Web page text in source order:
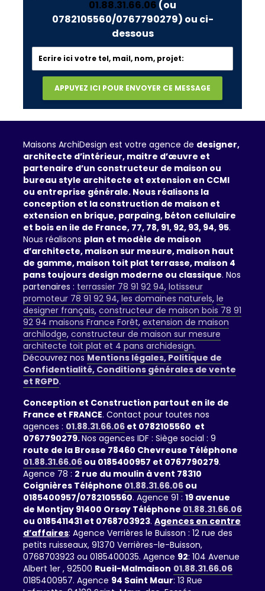
01.88.31.66.06 (ou
0782105560/0767790279) ou ci-
dessous
Maisons ArchiDesign est votre agence de designer,
architecte d’intérieur, maitre d’œuvre et
partenaire d’un constructeur de maison ou
bureau style architecte et extension en CCMI
ou entreprise générale. Nous réalisons la
conception et la construction de maison et
extension en brique, parpaing, béton cellulaire
et bois en ile de France, 77, 78, 91, 92, 93, 94, 95.
Nous réalisons plan et modèle de maison
d’architecte, maison sur mesure, maison haut
de gamme, maison toit plat terrasse, maison 4
pans toujours design moderne ou classique. Nos
partenaires : terrassier 78 91 92 94, lotisseur
promoteur 78 91 92 94, les domaines naturels, le
designer français, constructeur de maison bois 78 91
92 94 maisons France Forêt, extension de maison
archilodge, constructeur de maison sur mesure
architecte toit plat et 4 pans archidesign.
Découvrez nos Mentions légales, Politique de
Confidentialité, Conditions générales de vente
et RGPD.
Conception et Construction partout en ile de
France et FRANCE. Contact pour toutes nos
agences : 01.88.31.66.06 et 0782105560 et
0767790279.Nos agences IDF : Siège social : 9
route de la Brosse 78460 Chevreuse Téléphone
01.88.31.66.06 ou 0185400957 et 0767790279.
Agence 78 : 2 rue du moulin à vent 78310
Coignières Téléphone 01.88.31.66.06 ou
0185400957/0782105560. Agence 91 : 19 avenue
de Montjay 91400 Orsay Téléphone 01.88.31.66.06
ou 0185411431 et 0768703923. Agences en centre
d’affaires: Agence Verrières le Buisson : 12 rue des
petits ruisseaux, 91370 Verrières-le-Buisson,
0768703923 ou 0185400035. Agence 92: 104 Avenue
Albert 1er , 92500 Rueil-Malmaison 01.88.31.66.06
0185400957. Agence 94 Saint Maur: 13 Rue